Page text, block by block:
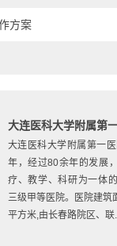
方案
爱国主义光荣传统的大学
大连医科大学附属第
大连医科大学附属第一
年，经过80余年的发展
疗、教学、科研为一体
三级甲等医院。医院建筑
平方米,由长春路院区、联